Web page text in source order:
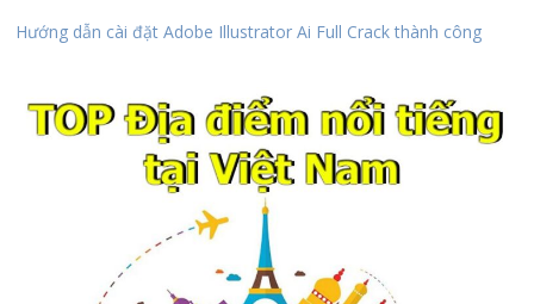
Hướng dẫn cài đặt Adobe Illustrator Ai Full Crack thành công